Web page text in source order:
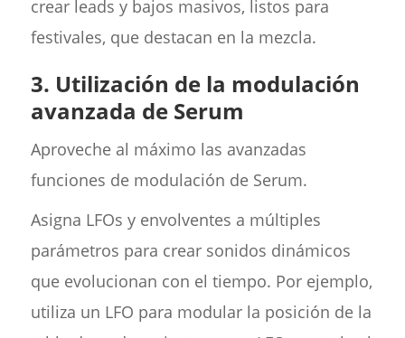
crear leads y bajos masivos, listos para
festivales, que destacan en la mezcla.
3. Utilización de la modulación
avanzada de Serum
Aproveche al máximo las avanzadas
funciones de modulación de Serum.
Asigna LFOs y envolventes a múltiples
parámetros para crear sonidos dinámicos
que evolucionan con el tiempo. Por ejemplo,
utiliza un LFO para modular la posición de la